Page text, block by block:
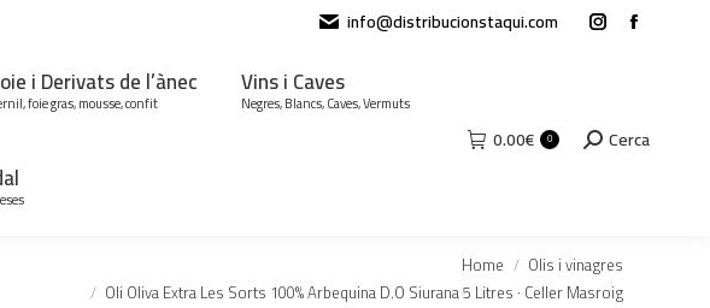
info@distribucionstaqui.com
Instagram
in
Facebook
in
i Derivats de l’ànec
foie gras, mousse, confit
Vins i Caves
Negres, Blancs, Caves, Vermuts
0.00€ 0 Search:
Cerca
Home
Olis i vinagres
Oli Oliva Extra Les Sorts 100% Arbequina D.O Siurana 5 Litres · Celler Masroig